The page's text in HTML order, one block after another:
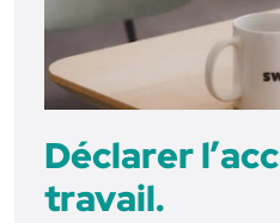
Déclarer
travail.